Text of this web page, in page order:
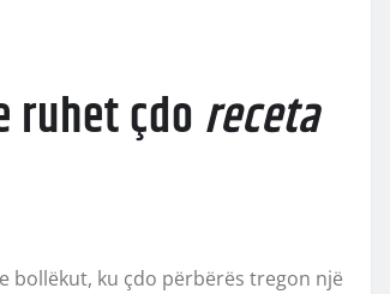
ruhet çdoreceta
bollëkut, ku çdo përbërës tregon një